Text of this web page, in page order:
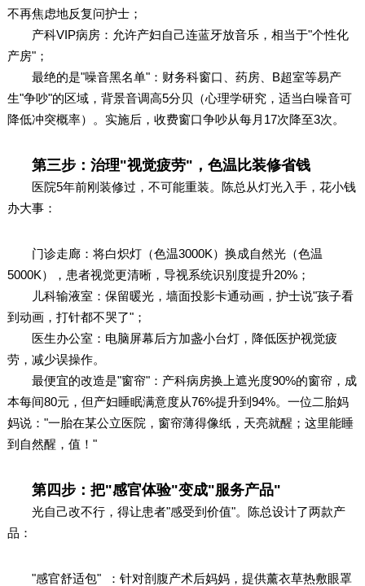
不再焦虑地反复问护士；
产科VIP病房：允许产妇自己连蓝牙放音乐，相当于"个性化
产房"；
最绝的是"噪音黑名单"：财务科窗口、药房、B超室等易产
生"争吵"的区域，背景音调高5分贝（心理学研究，适当白噪音可
降低冲突概率）。实施后，收费窗口争吵从每月17次降至3次。
第三步：治理"视觉疲劳"，色温比装修省钱
医院5年前刚装修过，不可能重装。陈总从灯光入手，花小钱
办大事：
门诊走廊：将白炽灯（色温3000K）换成自然光（色温
5000K），患者视觉更清晰，导视系统识别度提升20%；
儿科输液室：保留暖光，墙面投影卡通动画，护士说"孩子看
到动画，打针都不哭了"；
医生办公室：电脑屏幕后方加盏小台灯，降低医护视觉疲
劳，减少误操作。
最便宜的改造是"窗帘"：产科病房换上遮光度90%的窗帘，成
本每间80元，但产妇睡眠满意度从76%提升到94%。一位二胎妈
妈说："一胎在某公立医院，窗帘薄得像纸，天亮就醒；这里能睡
到自然醒，值！"
第四步：把"感官体验"变成"服务产品"
光自己改不行，得让患者"感受到价值"。陈总设计了两款产
品：
"感官舒适包" ：针对剖腹产术后妈妈，提供薰衣草热敷眼罩